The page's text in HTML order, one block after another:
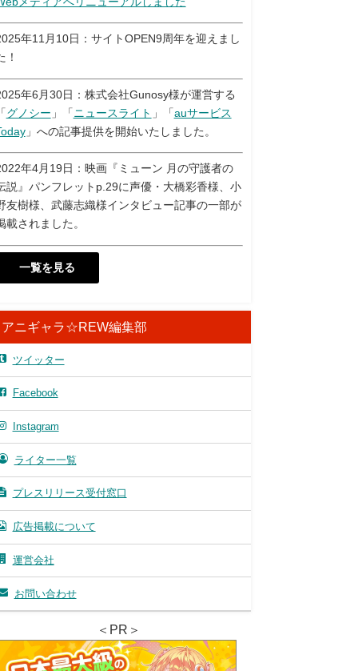
年11月10日：サイトOPEN9周年を迎えまし
！
年6月30日：株式会社Gunosy様が運営する
グノシー 」「 ニュースライト 」「auサービス
」への記事提供を開始いたしました。
年4月19日：映画『ミューン 月の守護者の
説』パンフレットp.29に声優・大橋彩香様、小
友樹様、武藤志織様インタビュー記事の一部が
載されました。
一覧を見る
アニギャラ☆REW編集部
ツイッター
Facebook
Instagram
ライター一覧
プレスリリース受付窓口
広告掲載について
運営会社
お問い合わせ
＜PR＞